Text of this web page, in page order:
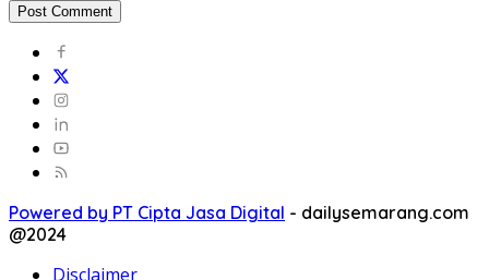
Powered by PT Cipta Jasa Digital - dailysemarang.com
@2024
Disclaimer